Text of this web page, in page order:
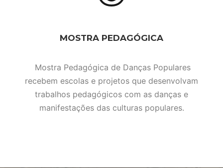
MOSTRA PEDAGÓGICA
Mostra Pedagógica de Danças Populares
recebem escolas e projetos que desenvolvam
trabalhos pedagógicos com as danças e
manifestações das culturas populares.